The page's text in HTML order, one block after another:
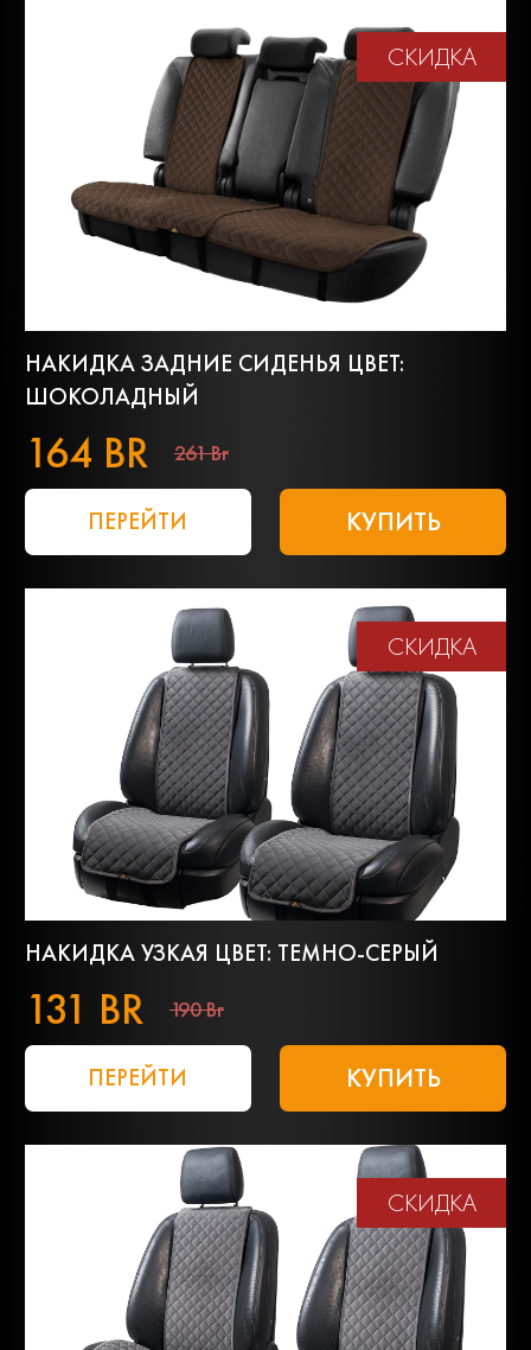
СКИДКА
НАКИДКА ЗАДНИЕ СИДЕНЬЯ ЦВЕТ:
ШОКОЛАДНЫЙ
164 BR 261 Br
ПЕРЕЙТИ КУПИТЬ
СКИДКА
НАКИДКА УЗКАЯ ЦВЕТ: ТЕМНО-СЕРЫЙ
131 BR 190 Br
ПЕРЕЙТИ КУПИТЬ
СКИДКА